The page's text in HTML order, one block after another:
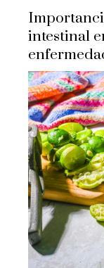
intestinal